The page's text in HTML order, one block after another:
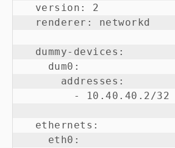
  version: 2
  renderer: networkd
  dummy-devices:
    dum0:
      addresses:
        - 10.40.40.2/32
  ethernets:
    eth0: